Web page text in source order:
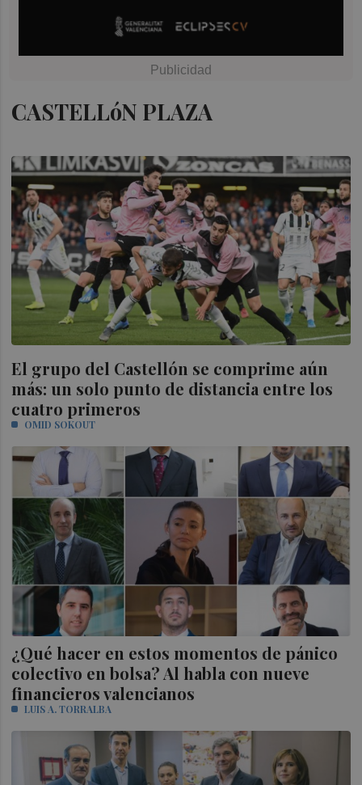
CASTELLóN PLAZA
El grupo del Castellón se comprime aún
más: un solo punto de distancia entre los
cuatro primeros
OMID SOKOUT
¿Qué hacer en estos momentos de pánico
colectivo en bolsa? Al habla con nueve
financieros valencianos
LUIS A. TORRALBA